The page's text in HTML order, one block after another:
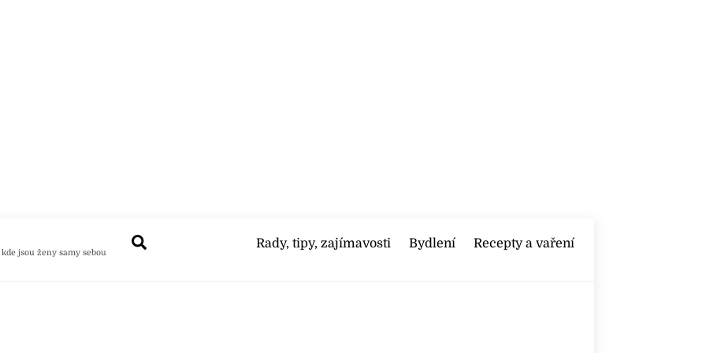
kde jsou ženy samy sebou
Rady, tipy, zajímavosti Bydlení Recepty a vaření